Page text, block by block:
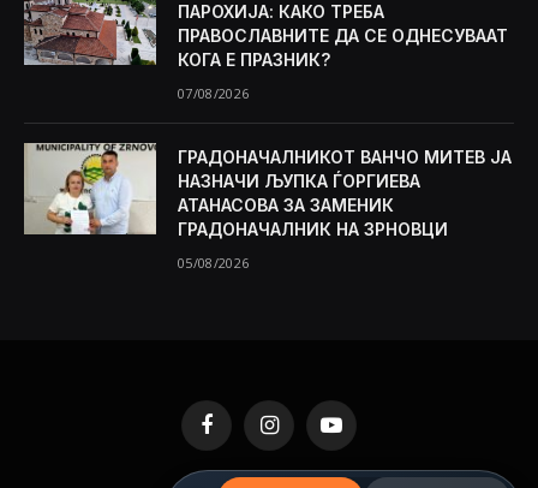
ПАРОХИЈА: КАКО ТРЕБА
ПРАВОСЛАВНИТЕ ДА СЕ ОДНЕСУВААТ
КОГА Е ПРАЗНИК?
07/08/2026
ГРАДОНАЧАЛНИКОТ ВАНЧО МИТЕВ ЈА
НАЗНАЧИ ЉУПКА ЃОРГИЕВА
АТАНАСОВА ЗА ЗАМЕНИК
ГРАДОНАЧАЛНИК НА ЗРНОВЦИ
05/08/2026
FacebookInstagramYouTube